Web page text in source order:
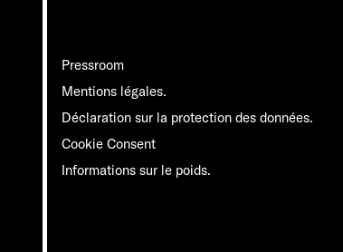
Pressroom
Mentions légales.
Déclaration sur la protection des données.
Cookie Consent
Informations sur le poids.